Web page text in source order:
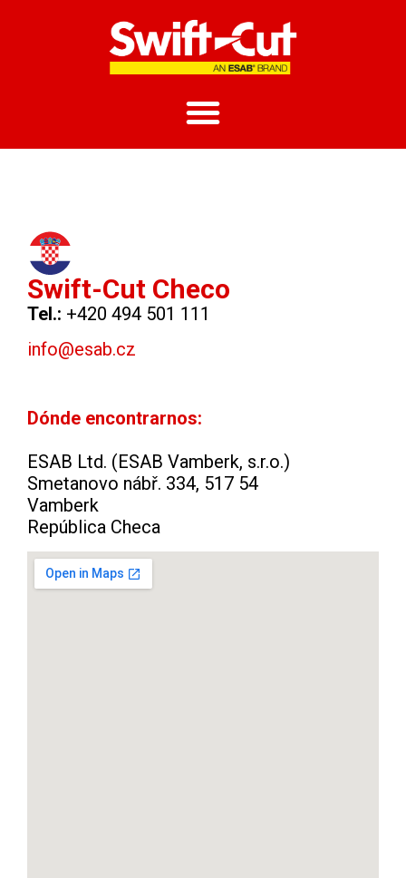
Swift-Cut Checo
Tel.: +420 494 501 111
info@esab.cz
Dónde encontrarnos:
ESAB Ltd. (ESAB Vamberk, s.r.o.)
Smetanovo nábř. 334, 517 54
Vamberk
República Checa